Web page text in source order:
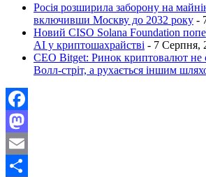
Росія розширила заборону на
включивши Москву до 2032 року -
Новий CISO Solana Foundation
AI у криптошахрайстві - 7 Серпня,
CEO Bitget: Ринок криптовалют не
Волл-стріт, а рухається іншим
Facebook
Mastodon
Email